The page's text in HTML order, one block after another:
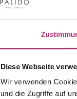
Diese Webseite
Wir verwenden
und die Zugriffe auf